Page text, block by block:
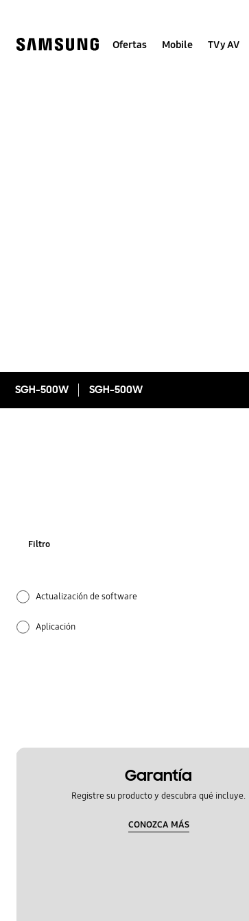
Ofertas Mobile TV y AV
SGH-500W SGH-500W
Filtro
Actualización de software
Aplicación
Bluetooth
Garantía
Registre su producto y descubra qué incluye.
CONOZCA MÁS